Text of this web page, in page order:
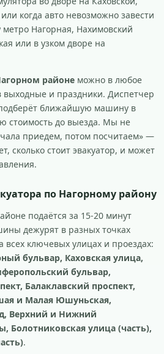
когда авто невозможно завести
Нагорная, Нахимовский
или в узком дворе на
районе можно в любое
и праздники. Диспетчер
ближайшую машину в
стоимость до выезда. Мы не
приедем, потом посчитаем» —
сколько стоит эвакуатор, и может
по Нагорному району
подаётся за 15-20 минут
дежурят в разных точках
ключевых улицах и проездах:
бульвар, Каховская улица,
бульвар,
Балаклавский проспект,
и Малая Юшуньская,
Верхний и Нижний
Болотниковская улица (часть),
.